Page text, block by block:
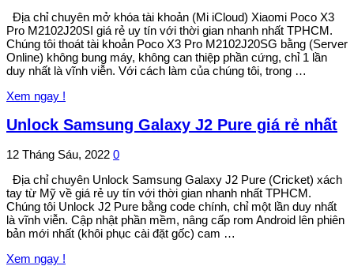
Địa chỉ chuyên mở khóa tài khoản (Mi iCloud) Xiaomi Poco X3
Pro M2102J20SI giá rẻ uy tín với thời gian nhanh nhất TPHCM.
Chúng tôi thoát tài khoản Poco X3 Pro M2102J20SG bằng (Server
Online) không bung máy, không can thiệp phần cứng, chỉ 1 lần
duy nhất là vĩnh viễn. Với cách làm của chúng tôi, trong …
Xem ngay !
Unlock Samsung Galaxy J2 Pure giá rẻ nhất
12 Tháng Sáu, 2022 0
Địa chỉ chuyên Unlock Samsung Galaxy J2 Pure (Cricket) xách
tay từ Mỹ về giá rẻ uy tín với thời gian nhanh nhất TPHCM.
Chúng tôi Unlock J2 Pure bằng code chính, chỉ một lần duy nhất
là vĩnh viễn. Cập nhật phần mềm, nâng cấp rom Android lên phiên
bản mới nhất (khôi phục cài đặt gốc) cam …
Xem ngay !